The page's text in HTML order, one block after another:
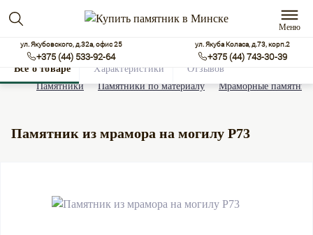
Меню
ул. Якубовского, д.32а, офис 25
+375 (44) 533-92-64
ул. Якуба Коласа, д.73, корп.2
+375 (44) 743-30-39
Памятники Памятники по материалу Мраморные
Памятник из мрамора на могилу Р73
Все о товаре Характеристики Отзывов